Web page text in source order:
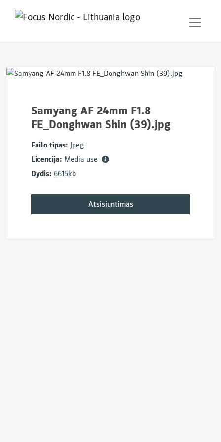
Samyang AF 24mm F1.8
FE_Donghwan Shin (39).jpg
Failo tipas: Jpeg
Licencija: Media use
Dydis: 6615kb
Atsisiuntimas